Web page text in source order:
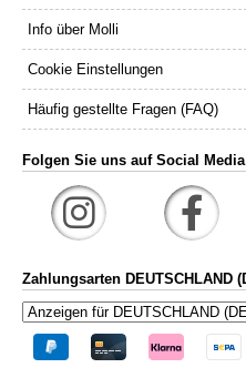
Info über Molli
Cookie Einstellungen
Häufig gestellte Fragen (FAQ)
Folgen Sie uns auf Social Media
Zahlungsarten DEUTSCHLAND